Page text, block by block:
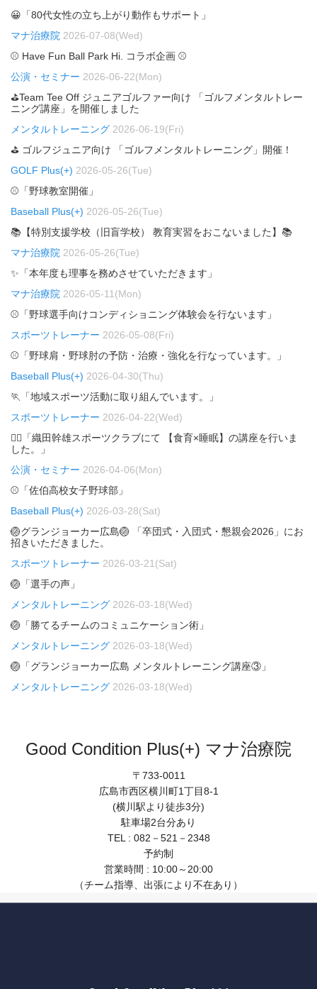
😀「80代女性の立ち上がり動作もサポート」
マナ治療院 2026-07-08(Wed)
⚾ Have Fun Ball Park Hi. コラボ企画 ⚾
公演・セミナー 2026-06-22(Mon)
⛳Team Tee Off ジュニアゴルファー向け 「ゴルフメンタルトレー
ニング講座」を開催しました
メンタルトレーニング 2026-06-19(Fri)
⛳ ゴルフジュニア向け 「ゴルフメンタルトレーニング」開催！
GOLF Plus(+) 2026-05-26(Tue)
⚾「野球教室開催」
Baseball Plus(+) 2026-05-26(Tue)
📚【特別支援学校（旧盲学校） 教育実習をおこないました】📚
マナ治療院 2026-05-26(Tue)
✨「本年度も理事を務めさせていただきます」
マナ治療院 2026-05-11(Mon)
⚾「野球選手向けコンディショニング体験会を行ないます」
スポーツトレーナー 2026-05-08(Fri)
⚾「野球肩・野球肘の予防・治療・強化を行なっています。」
Baseball Plus(+) 2026-04-30(Thu)
🏃「地域スポーツ活動に取り組んでいます。」
スポーツトレーナー 2026-04-22(Wed)
🏃‍♂️「織田幹雄スポーツクラブにて 【食育×睡眠】の講座を行いま
した。」
公演・セミナー 2026-04-06(Mon)
⚾「佐伯高校女子野球部」
Baseball Plus(+) 2026-03-28(Sat)
🏐グランジョーカー広島🏐 「卒団式・入団式・懇親会2026」にお
招きいただきました。
スポーツトレーナー 2026-03-21(Sat)
🏐「選手の声」
メンタルトレーニング 2026-03-18(Wed)
🏐「勝てるチームのコミュニケーション術」
メンタルトレーニング 2026-03-18(Wed)
🏐「グランジョーカー広島 メンタルトレーニング講座③」
メンタルトレーニング 2026-03-18(Wed)
Good Condition Plus(+) マナ治療院
〒733-0011
広島市西区横川町1丁目8-1
(横川駅より徒歩3分)
駐車場2台分あり
TEL : 082－521－2348
予約制
営業時間 : 10:00～20:00
（チーム指導、出張により不在あり）